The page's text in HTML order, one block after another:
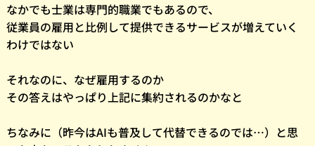
なかでも士業は専門的職業でもあるので、
従業員の雇用と比例して提供できるサービスが増えていく
わけではない
それなのに、なぜ雇用するのか
その答えはやっぱり上記に集約されるのかなと
ちなみに（昨今はAIも普及して代替できるのでは…）と思